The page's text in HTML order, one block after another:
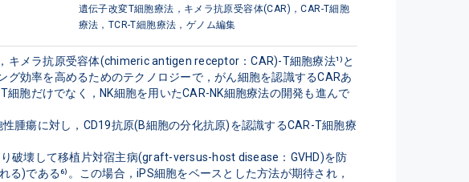
遺伝子改変T細胞療法，キメラ抗原受容体(CAR)，CAR-T細胞
療法，TCR-T細胞療法，ゲノム編集
メラ抗原受容体(chimeric antigen receptor：CAR)-T細胞療法¹⁾と
効率を高めるためのテクノロジーで，がん細胞を認識するCARあ
胞だけでなく，NK細胞を用いたCAR-NK細胞療法の開発も進んで
腫瘍に対し，CD19抗原(B細胞の分化抗原)を認識するCAR-T細胞療
破壊して移植片対宿主病(graft-versus-host disease：GVHD)を防
)である⁶⁾。この場合，iPS細胞をベースとした方法が期待され，